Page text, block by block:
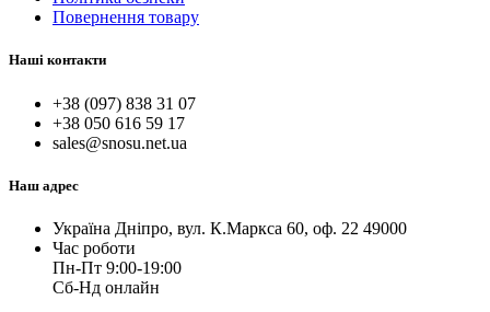
Повернення товару
Наші контакти
+38 (097) 838 31 07
+38 050 616 59 17
sales@snosu.net.ua
Наш адрес
Україна Дніпро, вул. К.Маркса 60, оф. 22 49000
Час роботи
Пн-Пт 9:00-19:00
Сб-Нд онлайн